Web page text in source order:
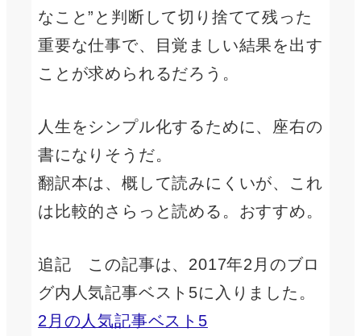
なこと”と判断して切り捨てて残った
重要な仕事で、目覚ましい結果を出す
ことが求められるだろう。
人生をシンプル化するために、座右の
書になりそうだ。
翻訳本は、概して読みにくいが、これ
は比較的さらっと読める。おすすめ。
追記 この記事は、2017年2月のブロ
グ内人気記事ベスト5に入りました。
2月の人気記事ベスト5